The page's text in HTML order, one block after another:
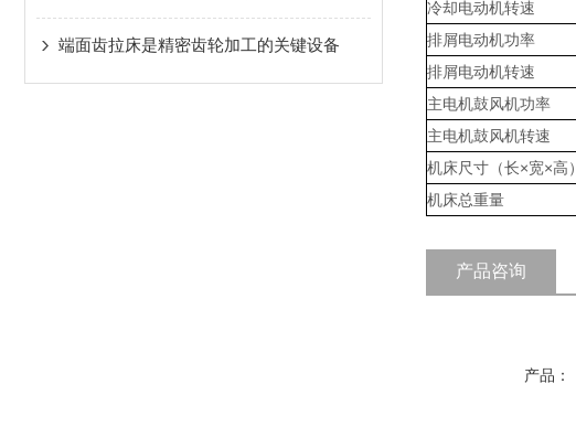
端面齿拉床是精密齿轮加工的关键设备
冷却电动机转速
排屑电动机功率
排屑电动机转速
主电机鼓风机功率
主电机鼓风机转速
机床尺寸（长×宽×高）
机床总重量
产品咨询
产品：